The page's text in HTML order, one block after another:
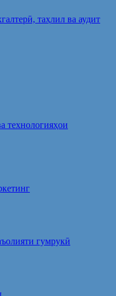
таҳлил ва аудит
технологияҳои
гумрукӣ